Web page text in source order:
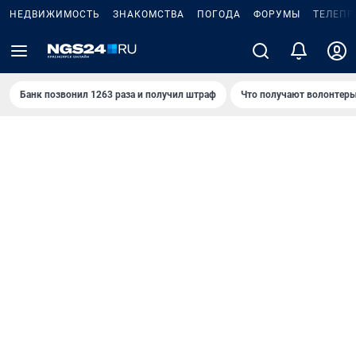
НЕДВИЖИМОСТЬ ЗНАКОМСТВА ПОГОДА ФОРУМЫ
Банк позвонил 1263 раза и получил штраф Что получают